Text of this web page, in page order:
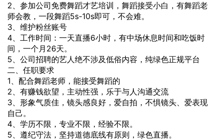
2、参加公司免费舞蹈才艺培训，舞蹈接受小白，有舞蹈老
师会教，一段舞蹈5s-10s即可，不会难。
3、维护粉丝账号
4、工作时间：一天直播6小时，有中场休息时间和吃饭时
间，一个月26天。
5、公司招聘的艺人绝不涉及低俗内容，纯绿色正规平台
二、任职要求
1、配合舞蹈老师，能接受舞蹈的
2、有赚钱欲望，主动性强，乐于与人沟通交流
3、形象气质佳，镜头感良好，爱自拍，不惧镜头、爱表现
自己。
4、学历不限，专业不限，经验不限。
5、遵纪守法，坚持道德底线有原则，绿色直播。